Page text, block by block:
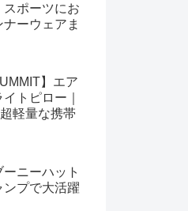
スポーツにお
ーウェアま
】エア
トピロー｜
軽量な携帯
ーニーハット
ンプで大活躍